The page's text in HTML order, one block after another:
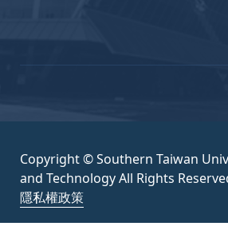
Copyright © Southern Taiwan
and Technology All Rights
隱私權政策